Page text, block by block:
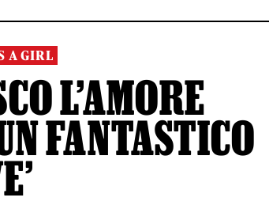
A GIRL
L’AMORE
FANTASTICO